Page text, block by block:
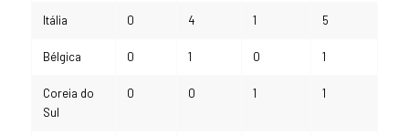
Itália 0 4 1 5
Bélgica 0 1 0 1
Coreia do
Sul
0 0 1 1